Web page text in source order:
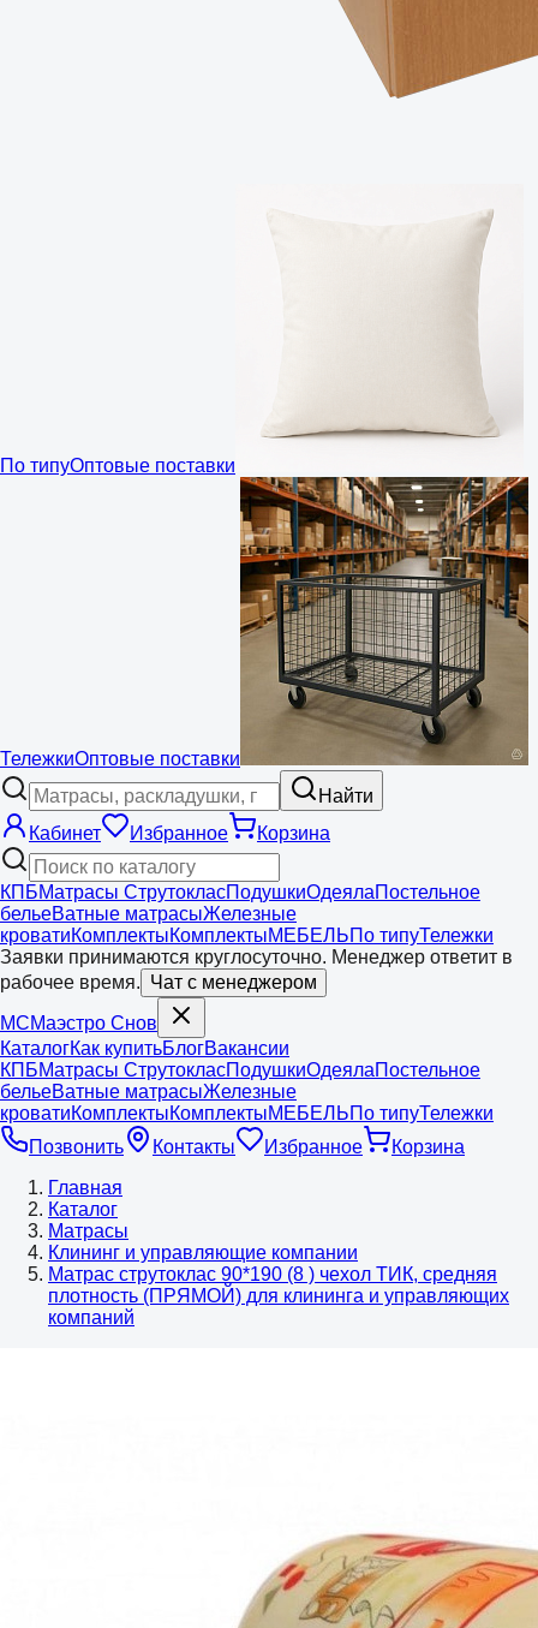
По типуОптовые поставки
ТележкиОптовые поставки
Найти
Кабинет
Избранное Корзина
КПБМатрасы СтрутокласПодушкиОдеялаПостельное
бельеВатные матрасыЖелезные
кроватиКомплектыКомплектыМЕБЕЛЬПо типуТележки
Заявки принимаются круглосуточно. Менеджер ответит в
рабочее время. Чат с менеджером
МСМаэстро Снов
КаталогКак купитьБлогВакансии
КПБМатрасы СтрутокласПодушкиОдеялаПостельное
бельеВатные матрасыЖелезные
кроватиКомплектыКомплектыМЕБЕЛЬПо типуТележки
Позвонить
Контакты Избранное
Корзина
Главная
Каталог
Матрасы
Клининг и управляющие компании
Матрас струтоклас 90*190 (8 ) чехол ТИК, средняя
плотность (ПРЯМОЙ) для клининга и управляющих
компаний